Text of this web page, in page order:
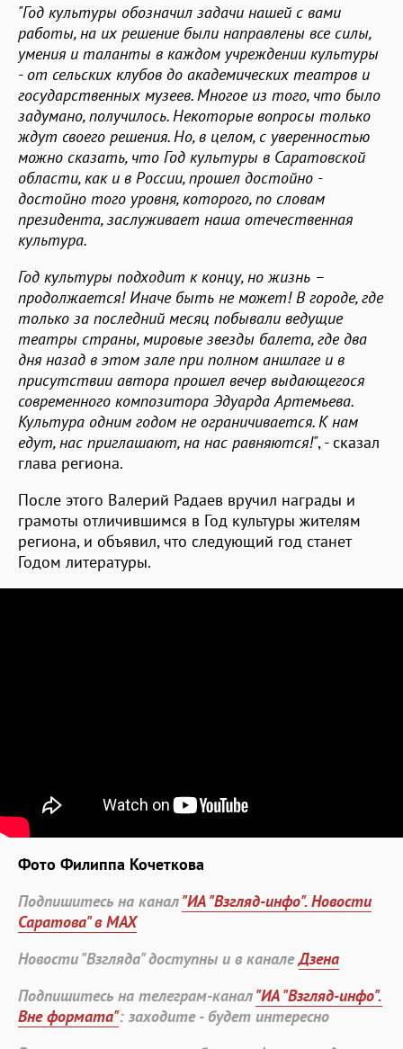
"Год культуры обозначил задачи нашей с вами
работы, на их решение были направлены все силы,
умения и таланты в каждом учреждении культуры
- от сельских клубов до академических театров и
государственных музеев. Многое из того, что было
задумано, получилось. Некоторые вопросы только
ждут своего решения. Но, в целом, с уверенностью
можно сказать, что Год культуры в Саратовской
области, как и в России, прошел достойно -
достойно того уровня, которого, по словам
президента, заслуживает наша отечественная
культура.
Год культуры подходит к концу, но жизнь –
продолжается! Иначе быть не может! В городе, где
только за последний месяц побывали ведущие
театры страны, мировые звезды балета, где два
дня назад в этом зале при полном аншлаге и в
присутствии автора прошел вечер выдающегося
современного композитора Эдуарда Артемьева.
Культура одним годом не ограничивается. К нам
едут, нас приглашают, на нас равняются!", - сказал
глава региона.
После этого Валерий Радаев вручил награды и
грамоты отличившимся в Год культуры жителям
региона, и объявил, что следующий год станет
Годом литературы.
Фото Филиппа Кочеткова
Подпишитесь на канал"ИА "Взгляд-инфо". Новости
Саратова" в MAX
Новости "Взгляда" доступны и в каналеДзена
Подпишитесь на телеграм-канал"ИА "Взгляд-инфо".
Вне формата": заходите - будет интересно